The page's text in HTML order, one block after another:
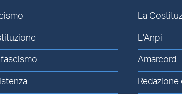
La
L’Anpi
Amarcord